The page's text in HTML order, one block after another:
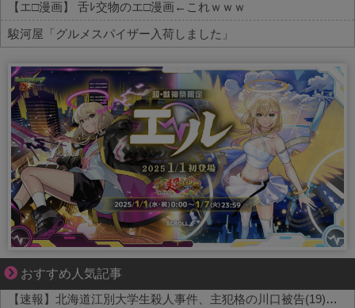
【エ□漫画】 舌ﾚ交物のエ□漫画←これｗｗｗ
駿河屋「グルメスパイザー入荷しました」
Powered by livedoor 相互RSS
おすすめ人気記事
【マンガ】ぜんぶ私が中心
【速報】北海道江別大学生殺人事件、主犯格の川口被告(19)に無期懲役の判決←これ、妥当だと思う？？？？？？